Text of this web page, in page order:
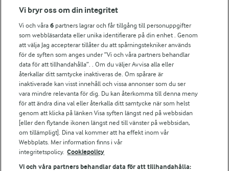
Fler Arlasajter
För ägare
Arlas kundportal
Arla.com
Falbygdens Ost
Arla webbshop
Bildbank
Följ oss
Vi bryr oss om din integritet
Vi och våra6 partners lagrar och får tillgång till personuppgifter
som webbläsardata eller unika identifierare på din enhet . Genom
att välja Jag accepterar tillåter du att spårningstekniker används
för de syften som anges under ”Vi och våra partners behandlar
data för att tillhandahålla”. . Om du väljer Avvisa alla eller
återkallar ditt samtycke inaktiveras de. Om spårare är
inaktiverade kan visst innehåll och vissa annonser som du ser
vara mindre relevanta för dig. Du kan återkomma till denna meny
för att ändra dina val eller återkalla ditt samtycke när som helst
genom att klicka på länken Visa syften längst ned på webbsidan
[eller den flytande ikonen längst ned till vänster på webbsidan,
om tillämpligt]. Dina val kommer att ha effekt inom vår
Webbplats. Mer information finns i vår
integritetspolicy. Cookiepolicy
Vi och våra partners behandlar data för att tillhandahålla: